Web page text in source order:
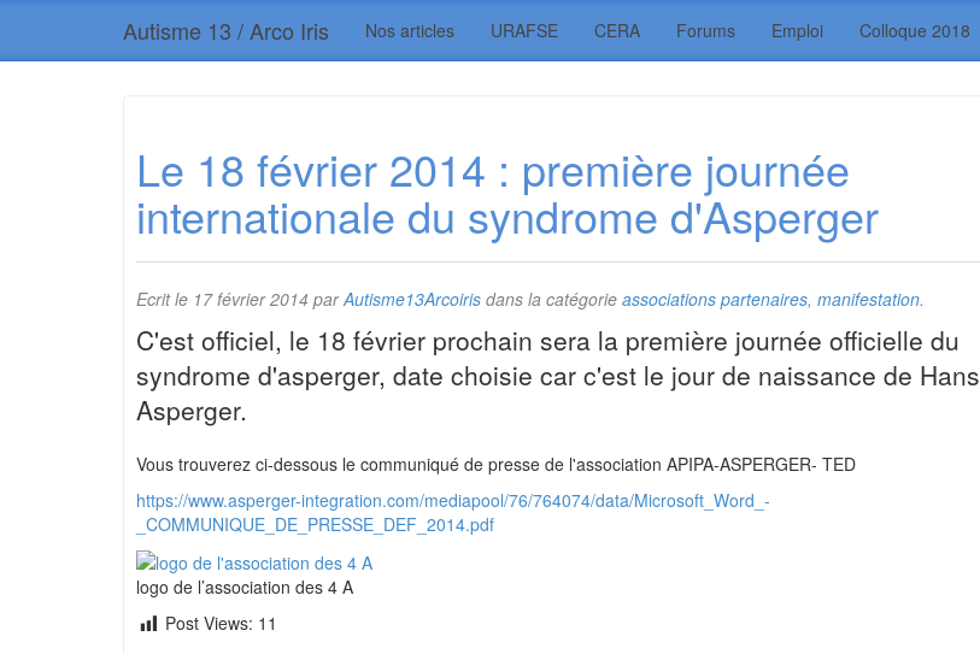
Autisme 13 / Arco Iris Nos articles URAFSE CERA Forums Emploi Colloque 2018
Le 18 février 2014 : première journée
internationale du syndrome d'Asperger
Ecrit le 17 février 2014 parAutisme13Arcoiris dans la catégorie associations partenaires, manifestation.
C'est officiel, le 18 février prochain sera la première journée officielle du
syndrome d'asperger, date choisie car c'est le jour de naissance de Hans
Asperger.
Vous trouverez ci-dessous le communiqué de presse de l'association APIPA-ASPERGER- TED
https://www.asperger-integration.com/mediapool/76/764074/data/Microsoft_Word_-
_COMMUNIQUE_DE_PRESSE_DEF_2014.pdf
logo de l’association des 4 A
Post Views: 11